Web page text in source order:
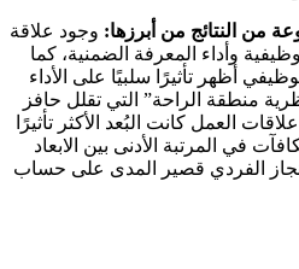
من النتائج من أبرزها: وجود علاقة
وأداء المعرفة الضمنية، كما
أظهر تأثيرًا سلبيًا على الأداء
منطقة الراحة” التي تقلل حافز
العمل كانت البُعد الأكثر تأثيرًا
في المرتبة الأدنى بين الابعاد
الفردي قصير المدى على حساب